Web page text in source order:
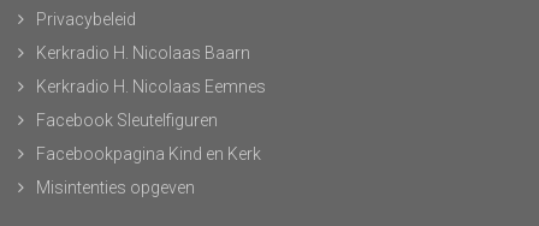
Privacybeleid
Kerkradio H. Nicolaas Baarn
Kerkradio H. Nicolaas Eemnes
Facebook Sleutelfiguren
Facebookpagina Kind en Kerk
Misintenties opgeven